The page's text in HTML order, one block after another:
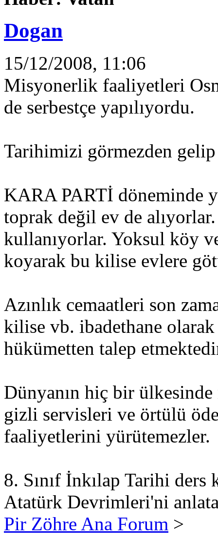
Dogan
15/12/2008, 11:06
Misyonerlik faaliyetleri
de serbestçe yapılıyordu.
Tarihimizi görmezden
KARA PARTİ döneminde
toprak değil ev de
kullanıyorlar. Yoksul köy
koyarak bu kilise evlere
Azınlık cemaatleri son
kilise vb. ibadethane
hükümetten talep
Dünyanın hiç bir
gizli servisleri ve örtülü
faaliyetlerini yürütemezler.
8. Sınıf İnkılap Tarihi ders
Atatürk Devrimleri'ni
Pir Zöhre Ana Forum >